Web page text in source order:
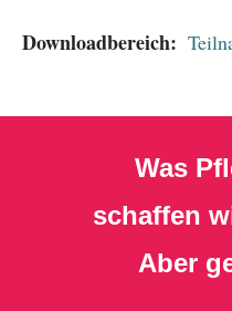
Downloadbereich:
Was
schaffen
Aber